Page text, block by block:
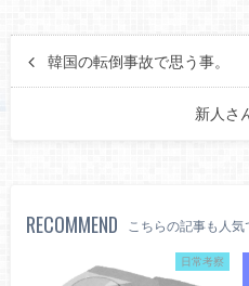
韓国の転倒事故で思う事。
新人さ
RECOMMEND こちらの記事も人気
日常考察